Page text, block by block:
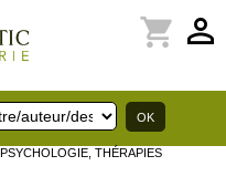
perm_identity
shopping_cart
THÉRAPIES